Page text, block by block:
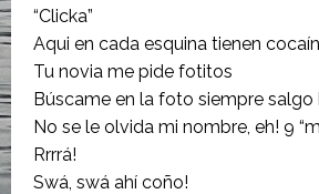
“Clicka”
Aqui en cada esquina tienen
Tu novia me pide fotitos
Búscame en la foto siempre salgo
No se le olvida mi nombre, eh! 9
Rrrrá!
Swá, swá ahí coño!